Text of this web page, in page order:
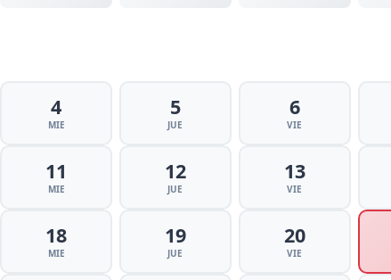
4
MIE
5
JUE
6
VIE
11
MIE
12
JUE
13
VIE
18
MIE
19
JUE
20
VIE